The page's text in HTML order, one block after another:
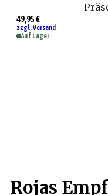
49,95 €
zzgl. Versand
Auf Lager
Rojas